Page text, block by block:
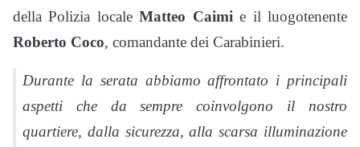
della Polizia localeMatteo Caimi e il luogotenente
Roberto Coco, comandante dei Carabinieri.
Durante la serata abbiamo affrontato i principali
aspetti che da sempre coinvolgono il nostro
quartiere, dalla sicurezza, alla scarsa illuminazione